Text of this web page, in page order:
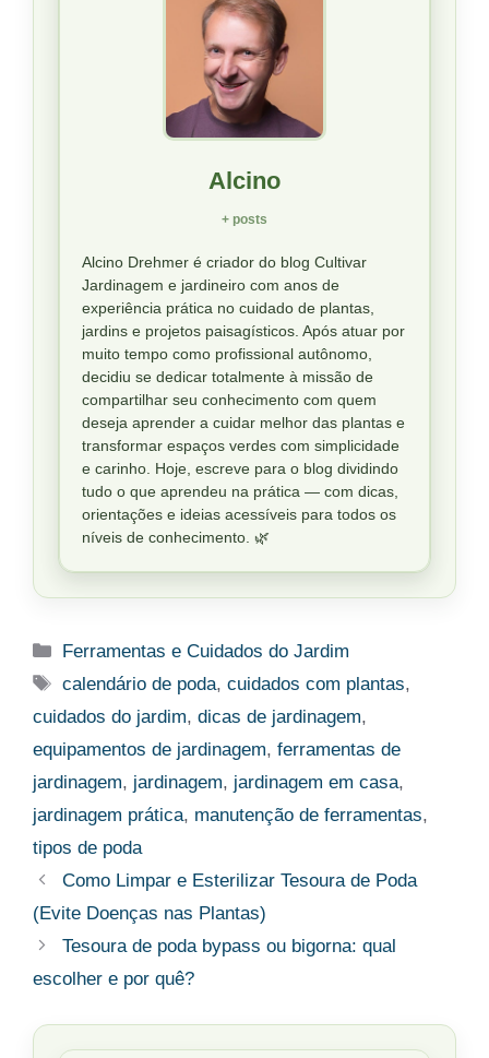
Alcino
+ posts
Alcino Drehmer é criador do blog Cultivar
Jardinagem e jardineiro com anos de
experiência prática no cuidado de plantas,
jardins e projetos paisagísticos. Após atuar por
muito tempo como profissional autônomo,
decidiu se dedicar totalmente à missão de
compartilhar seu conhecimento com quem
deseja aprender a cuidar melhor das plantas e
transformar espaços verdes com simplicidade
e carinho. Hoje, escreve para o blog dividindo
tudo o que aprendeu na prática — com dicas,
orientações e ideias acessíveis para todos os
níveis de conhecimento. 🌿
Categorias
Ferramentas e Cuidados do Jardim
Tags
calendário de poda,cuidados com plantas,
cuidados do jardim, dicas de jardinagem,
equipamentos de jardinagem, ferramentas de
jardinagem, jardinagem, jardinagem em casa,
jardinagem prática, manutenção de ferramentas,
tipos de poda
Como Limpar e Esterilizar Tesoura de Poda
(Evite Doenças nas Plantas)
Tesoura de poda bypass ou bigorna: qual
escolher e por quê?